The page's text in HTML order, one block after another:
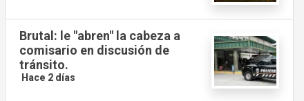
Brutal: le "abren" la cabeza a
comisario en discusión de
tránsito.
Hace 2 días